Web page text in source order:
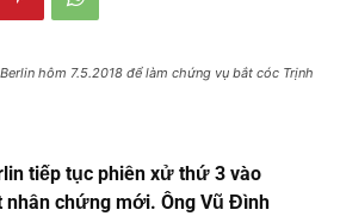
hôm 7.5.2018 để làm chứng vụ bắt cóc Trịnh
tiếp tục phiên xử thứ 3 vào
chứng mới. Ông Vũ Đình